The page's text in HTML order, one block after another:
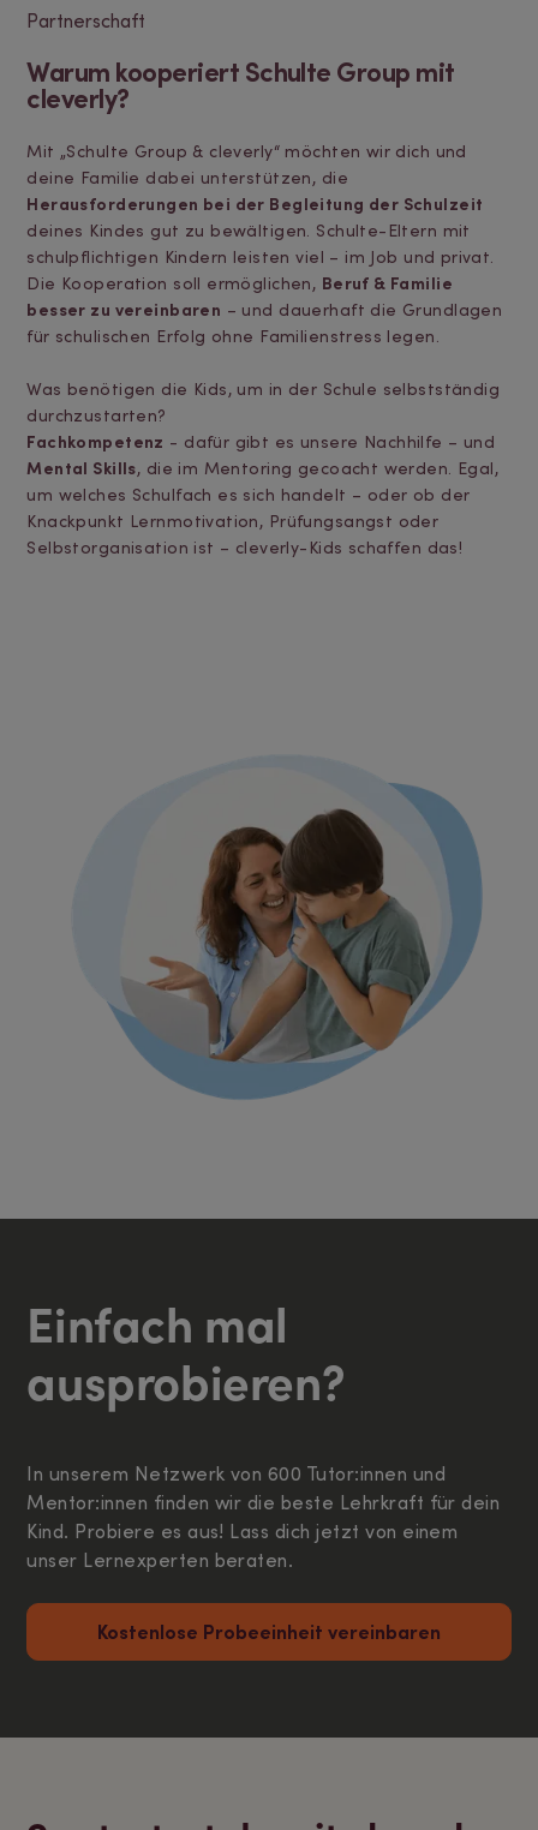
Partnerschaft
Warum kooperiert Schulte Group mit
cleverly?
Mit „Schulte Group & cleverly“ möchten wir dich und
deine Familie dabei unterstützen, die
Herausforderungen bei der Begleitung der Schulzeit
deines Kindes gut zu bewältigen. Schulte-Eltern mit
schulpflichtigen Kindern leisten viel – im Job und privat.
Die Kooperation soll ermöglichen, Beruf & Familie
besser zu vereinbaren – und dauerhaft die Grundlagen
für schulischen Erfolg ohne Familienstress legen.
Was benötigen die Kids, um in der Schule selbstständig
durchzustarten?
Fachkompetenz - dafür gibt es unsere Nachhilfe – und
Mental Skills, die im Mentoring gecoacht werden. Egal,
um welches Schulfach es sich handelt – oder ob der
Knackpunkt Lernmotivation, Prüfungsangst oder
Selbstorganisation ist – cleverly-Kids schaffen das!
Einfach mal
ausprobieren?
In unserem Netzwerk von 600 Tutor:innen und
Mentor:innen finden wir die beste Lehrkraft für dein
Kind. Probiere es aus! Lass dich jetzt von einem
unser Lernexperten beraten.
Kostenlose Probeeinheit vereinbaren